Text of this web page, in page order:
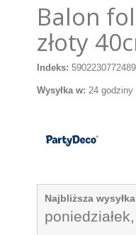
Balon
złoty
Indeks: 5902230772489
Wysyłka w: 24 godziny
Najbliższa